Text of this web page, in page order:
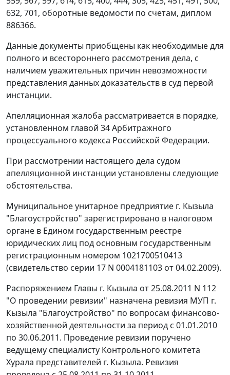
632, 701, оборотные ведомости по счетам, диплом
886366.
Данные документы приобщены как необходимые для
полного и всестороннего рассмотрения дела, с
наличием уважительных причин невозможности
представления данных доказательств в суд первой
инстанции.
Апелляционная жалоба рассматривается в порядке,
установленном главой 34Арбитражного
процессуального кодекса Российской Федерации.
При рассмотрении настоящего дела судом
апелляционной инстанции установлены следующие
обстоятельства.
Муниципальное унитарное предприятие г. Кызыла
"Благоустройство" зарегистрировано в налоговом
органе в Едином государственным реестре
юридических лиц под основным государственным
регистрационным номером 1021700510413
(свидетельство серии 17 N 0004181103 от 04.02.2009).
Распоряжением Главы г. Кызыла от 25.08.2011 N 112
"О проведении ревизии" назначена ревизия МУП г.
Кызыла "Благоустройство" по вопросам финансово-
хозяйственной деятельности за период с 01.01.2010
по 30.06.2011. Проведение ревизии поручено
ведущему специалисту Контрольного комитета
Хурала представителей г. Кызыла. Ревизия